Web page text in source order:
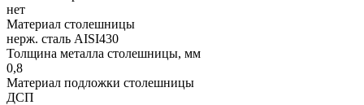
нет
Материал столешницы
нерж. сталь AISI430
Толщина металла столешницы, мм
0,8
Материал подложки столешницы
ДСП